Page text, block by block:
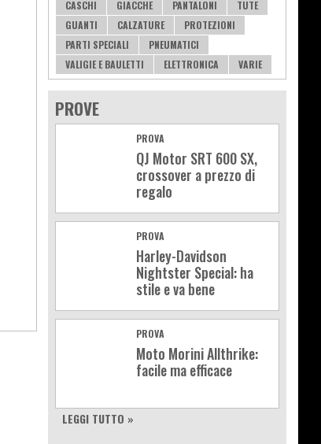
CASCHI GIACCHE PANTALONI
TUTE
GUANTI
CALZATURE
PROTEZIONI
PARTI SPECIALI
PNEUMATICI
VALIGIE E BAULETTI
ELETTRONICA VARIE
PROVE
PROVA
QJ Motor SRT 600 SX,
crossover a prezzo di
regalo
PROVA
Harley-Davidson
Nightster Special: ha
stile e va bene
PROVA
Moto Morini Allthrike:
facile ma efficace
LEGGI TUTTO »